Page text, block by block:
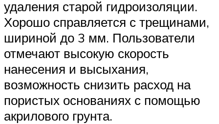
удаления старой гидроизоляции.
Хорошо справляется с трещинами,
шириной до 3 мм. Пользователи
отмечают высокую скорость
нанесения и высыхания,
возможность снизить расход на
пористых основаниях с помощью
акрилового грунта.